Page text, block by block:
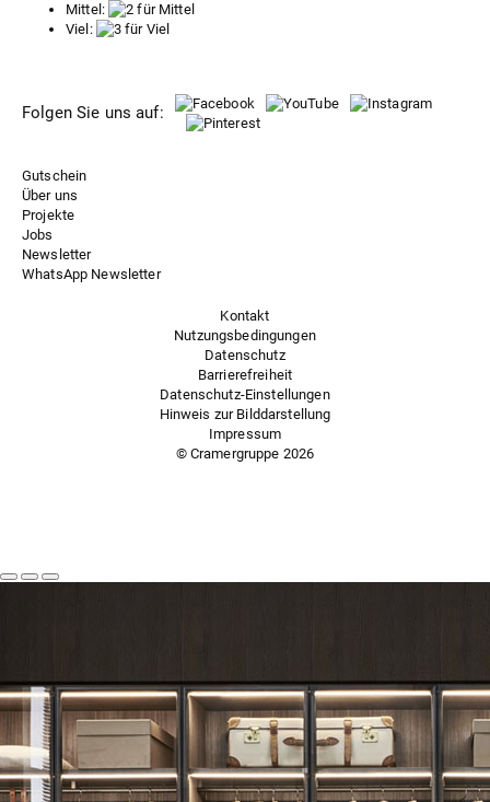
Mittel:
Viel:
Folgen Sie uns auf:
Gutschein
Über uns
Projekte
Jobs
Newsletter
WhatsApp Newsletter
Kontakt
Nutzungsbedingungen
Datenschutz
Barrierefreiheit
Datenschutz-Einstellungen
Hinweis zur Bilddarstellung
Impressum
© Cramergruppe 2026